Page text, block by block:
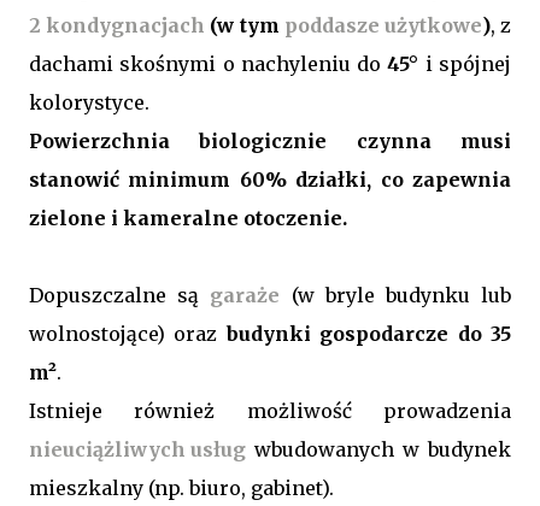
2 kondygnacjach (w tym poddasze użytkowe), z
dachami skośnymi o nachyleniu do45° i spójnej
kolorystyce.
Powierzchnia biologicznie czynna musi
stanowić minimum 60% działki, co zapewnia
zielone i kameralne otoczenie.
Dopuszczalne są garaże (w bryle budynku lub
wolnostojące) orazbudynki gospodarcze do 35
m².
Istnieje również możliwość prowadzenia
nieuciążliwych usług wbudowanych w budynek
mieszkalny (np. biuro, gabinet).